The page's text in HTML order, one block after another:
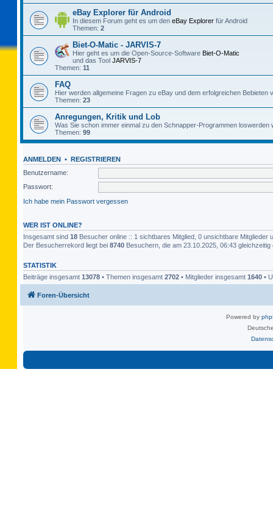
eBay Explorer für Android
In diesem Forum geht es um den eBay Explorer für Android
Themen: 2
Biet-O-Matic - JARVIS-7
Hier geht es um die Open-Source-Software Biet-O-Matic
und das Tool JARVIS-7
Themen: 11
FAQ
Hier werden allgemeine Fragen zu eBay und dem erfolgreichen Bebieten
Themen: 23
Anregungen, Kritik und Lob
Was Sie schon immer einmal zu den Schnapper-Programmen loswerden
Themen: 99
ANMELDEN • REGISTRIEREN
Benutzername:
Passwort:
Ich habe mein Passwort vergessen
WER IST ONLINE?
Insgesamt sind 18 Besucher online :: 1 sichtbares Mitglied, 0 unsichtbare
Der Besucherrekord liegt bei 8740 Besuchern, die am 23.10.2025, 06:43 gleichzeitig
STATISTIK
Beiträge insgesamt 13078 • Themen insgesamt 2702 • Mitglieder insgesamt 1640 •
Foren-Übersicht
Powered by